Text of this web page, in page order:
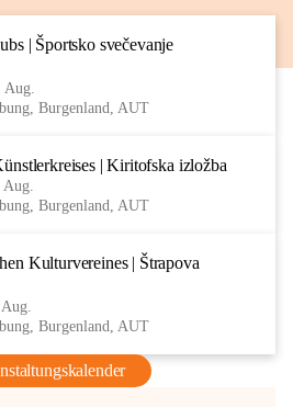
| Športsko svečevanje
Aug.
Burgenland, AUT
| Kiritofska izložba
Aug.
Burgenland, AUT
Kulturvereines | Štrapova
Burgenland, AUT